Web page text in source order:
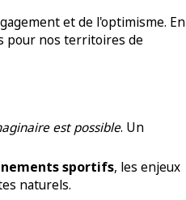
et de l'optimisme. En
pour nos territoires de
est possible. Un
sportifs, les enjeux
naturels.